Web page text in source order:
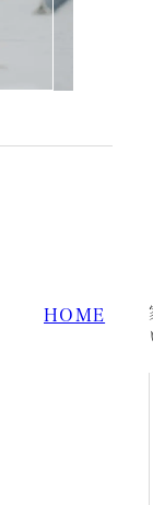
HOME